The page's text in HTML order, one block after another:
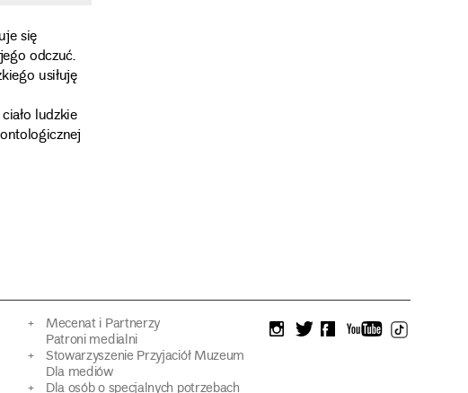
się
odczuć.
usiłuję
ludzkie
Mecenat i Partnerzy
Patroni medialni
Stowarzyszenie Przyjaciół Muzeum
Dla mediów
instagram
twitterfacebookyoutube
tiktok